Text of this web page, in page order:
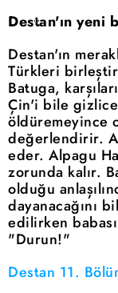
Destan'ın yeni
Destan'ın
Türkleri
Batuga,
Çin'i bile gizlice
öldüremeyince
değerlendirir.
eder. Alpagu
zorunda kalır.
olduğu
dayanacağını
edilirken
"Durun!"
Destan 11.